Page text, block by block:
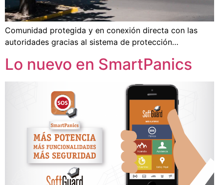
Comunidad protegida y en conexión directa con las
autoridades gracias al sistema de protección…
Lo nuevo en SmartPanics